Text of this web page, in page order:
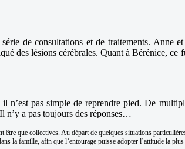
de consultations et de traitements. Anne
des lésions cérébrales. Quant à Bérénice,
pas simple de reprendre pied. De
n’y a pas toujours des réponses…
que collectives. Au départ de quelques situations
la famille, afin que l’entourage puisse adopter l’attitude la